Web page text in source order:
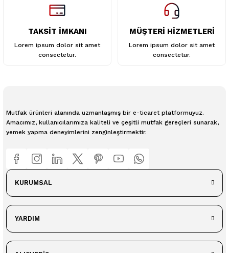
TAKSİT İMKANI
Lorem ipsum dolor sit amet
consectetur.
MÜŞTERİ HİZMETLERİ
Lorem ipsum dolor sit amet
consectetur.
Mutfak ürünleri alanında uzmanlaşmış bir e-ticaret platformuyuz.
Amacımız, kullanıcılarımıza kaliteli ve çeşitli mutfak gereçleri sunarak,
yemek yapma deneyimlerini zenginleştirmektir.
KURUMSAL
YARDIM